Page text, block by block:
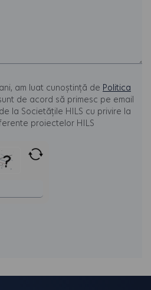
am luat cunoștință de Politica
de acord să primesc pe email
la Societățile HILS cu privire la
proiectelor HILS